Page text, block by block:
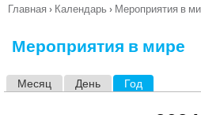
Вы
Главная › Календарь › Мероприятия в
Мероприятия в мире
Месяц День Год